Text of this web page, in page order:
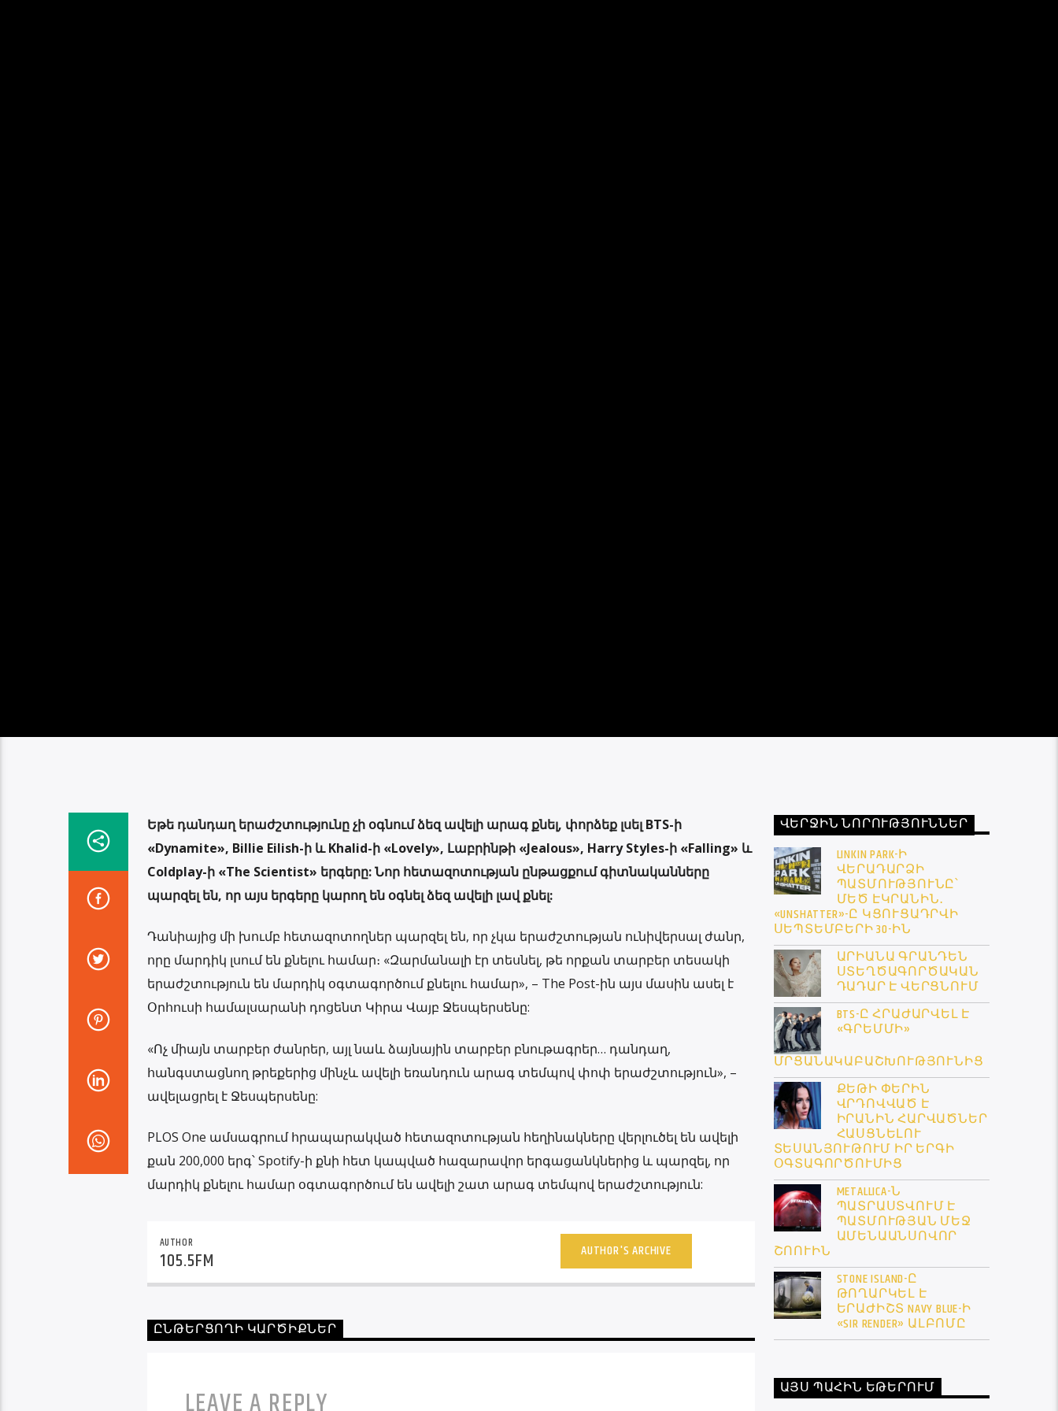
Եթե ​​դանդաղ երաժշտությունը չի օգնում ձեզ ավելի արագ քնել, փորձեք լսել BTS-ի
«Dynamite», Billie Eilish-ի և Khalid-ի «Lovely», Լաբրինթի «Jealous», Harry Styles-ի «Falling» և
Coldplay-ի «The Scientist» երգերը: Նոր հետազոտության ընթացքում գիտնականները
պարզել են, որ այս երգերը կարող են օգնել ձեզ ավելի լավ քնել:
Դանիայից մի խումբ հետազոտողներ պարզել են, որ չկա երաժշտության ունիվերսալ ժանր,
որը մարդիկ լսում են քնելու համար։ «Զարմանալի էր տեսնել, թե որքան տարբեր տեսակի
երաժշտություն են մարդիկ օգտագործում քնելու համար», – The Post-ին այս մասին ասել է
Օրհուսի համալսարանի դոցենտ Կիրա Վայբ Ջեսպերսենը:
«Ոչ միայն տարբեր ժանրեր, այլ նաև ձայնային տարբեր բնութագրեր… դանդաղ,
հանգստացնող թրեքերից մինչև ավելի եռանդուն արագ տեմպով փոփ երաժշտություն», –
ավելացրել է Ջեսպերսենը:
PLOS One ամսագրում հրապարակված հետազոտության հեղինակները վերլուծել են ավելի
քան 200,000 երգ՝ Spotify-ի քնի հետ կապված հազարավոր երգացանկներից և պարզել, որ
մարդիկ քնելու համար օգտագործում են ավելի շատ արագ տեմպով երաժշտություն:
AUTHOR
105.5FM AUTHOR'S ARCHIVE
ԸՆԹԵՐՑՈՂԻ ԿԱՐԾԻՔՆԵՐ
ՎԵՐՋԻՆ ՆՈՐՈՒԹՅՈՒՆՆԵՐ
LINKIN PARK-Ի
ՎԵՐԱԴԱՐՁԻ
ՊԱՏՄՈՒԹՅՈՒՆԸ՝
ՄԵԾ ԷԿՐԱՆԻՆ․
«UNSHATTER»-Ը ԿՑՈՒՑԱԴՐՎԻ
ՍԵՊՏԵՄԲԵՐԻ 30-ԻՆ
ԱՐԻԱՆԱ ԳՐԱՆԴԵՆ
ՍՏԵՂԾԱԳՈՐԾԱԿԱՆ
ԴԱԴԱՐ Է ՎԵՐՑՆՈՒՄ
BTS-Ը ՀՐԱԺԱՐՎԵԼ Է
«ԳՐԵՄՄԻ»
ՄՐՑԱՆԱԿԱԲԱՇԽՈՒԹՅՈՒՆԻՑ
ՔԵԹԻ ՓԵՐԻՆ
ՎՐԴՈՎՎԱԾ Է
ԻՐԱՆԻՆ ՀԱՐՎԱԾՆԵՐ
ՀԱՍՑՆԵԼՈՒ
ՏԵՍԱՆՅՈՒԹՈՒՄ ԻՐ ԵՐԳԻ
ՕԳՏԱԳՈՐԾՈՒՄԻՑ
METALLICA-Ն
ՊԱՏՐԱՍՏՎՈՒՄ Է
ՊԱՏՄՈՒԹՅԱՆ ՄԵՋ
ԱՄԵՆԱԱՆՍՈՎՈՐ
ՇՈՈՒԻՆ
STONE ISLAND-Ը
ԹՈՂԱՐԿԵԼ Է
ԵՐԱԺԻՇՏ NAVY BLUE-Ի
«SIR RENDER» ԱԼԲՈՄԸ
ԱՅՍ ՊԱՀԻՆ ԵԹԵՐՈՒՄ